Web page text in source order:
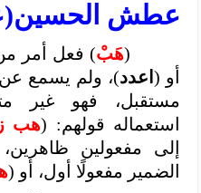
عطش
(هَبْ) فعل أمر
أو (اعدد)، ولم يسمع
مستقبل، فهو غير
استعماله قولهم: (هب
إلى مفعولين
الضمير مفعولًا أول، أو (